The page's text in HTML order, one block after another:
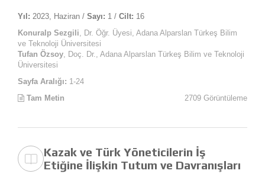
Yıl: 2023, Haziran / Sayı: 1 / Cilt: 16
Konuralp Sezgili , Dr. Öğr. Üyesi, Adana Alparslan Türkeş Bilim
ve Teknoloji Üniversitesi
Tufan Özsoy , Doç. Dr., Adana Alparslan Türkeş Bilim ve Teknoloji
Üniversitesi
Sayfa Aralığı: 1-24
Tam Metin
2709 Görüntüleme
Kazak ve Türk Yöneticilerin İş
Etiğine İlişkin Tutum ve Davranışları